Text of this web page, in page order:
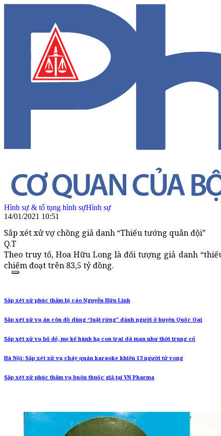
Hình sự & tố tụng hình sựHình sự
14/01/2021 10:51
Sắp xét xử vợ chồng giả danh “Thiếu tướng quân đội”
Q.T
Theo truy tố, Hoa Hữu Long là đối tượng giả danh
chiếm đoạt trên 83,5 tỷ đồng.
Sắp xét xử phúc thẩm bị cáo Nguyễn Hữu Linh
Sắp xét xử vụ án côn đồ dùng “luật rừng” đánh người ở huyện Quốc Oai
Sắp xét xử vụ bố đẻ, mẹ kế hành hạ con trai dã man như thời trung cổ
Hà Nội: Sắp xét xử vụ cháy quán karaoke khiến 13 người tử vong
Sắp xét xử phúc thẩm vụ buôn thuốc giả tại VN Pharma